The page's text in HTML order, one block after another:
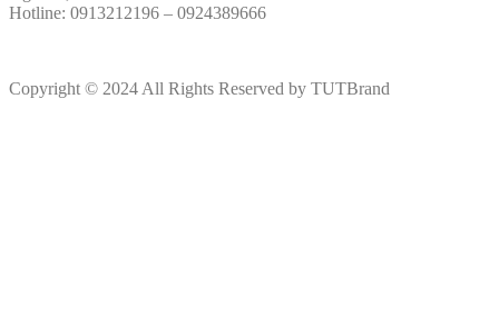
Hotline: 0913212196 – 0924389666
Copyright © 2024 All Rights Reserved by TUTBrand